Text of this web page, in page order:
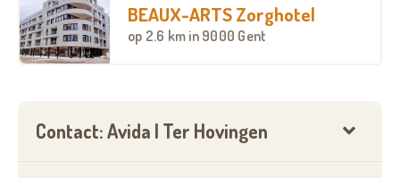
BEAUX-ARTS Zorghotel
op 2.6 km in 9000 Gent
Contact: Avida | Ter Hovingen